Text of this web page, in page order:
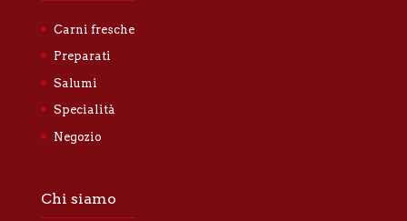
Carni fresche
Preparati
Salumi
Specialità
Negozio
Chi siamo